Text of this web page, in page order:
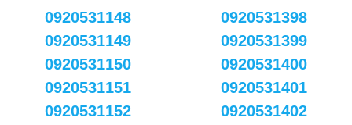
0920531148
0920531149
0920531150
0920531151
0920531152
0920531398
0920531399
0920531400
0920531401
0920531402